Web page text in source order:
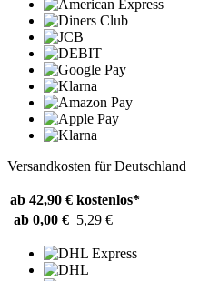
Versandkosten für Deutschland
ab 42,90 € kostenlos*
ab 0,00 € 5,29 €